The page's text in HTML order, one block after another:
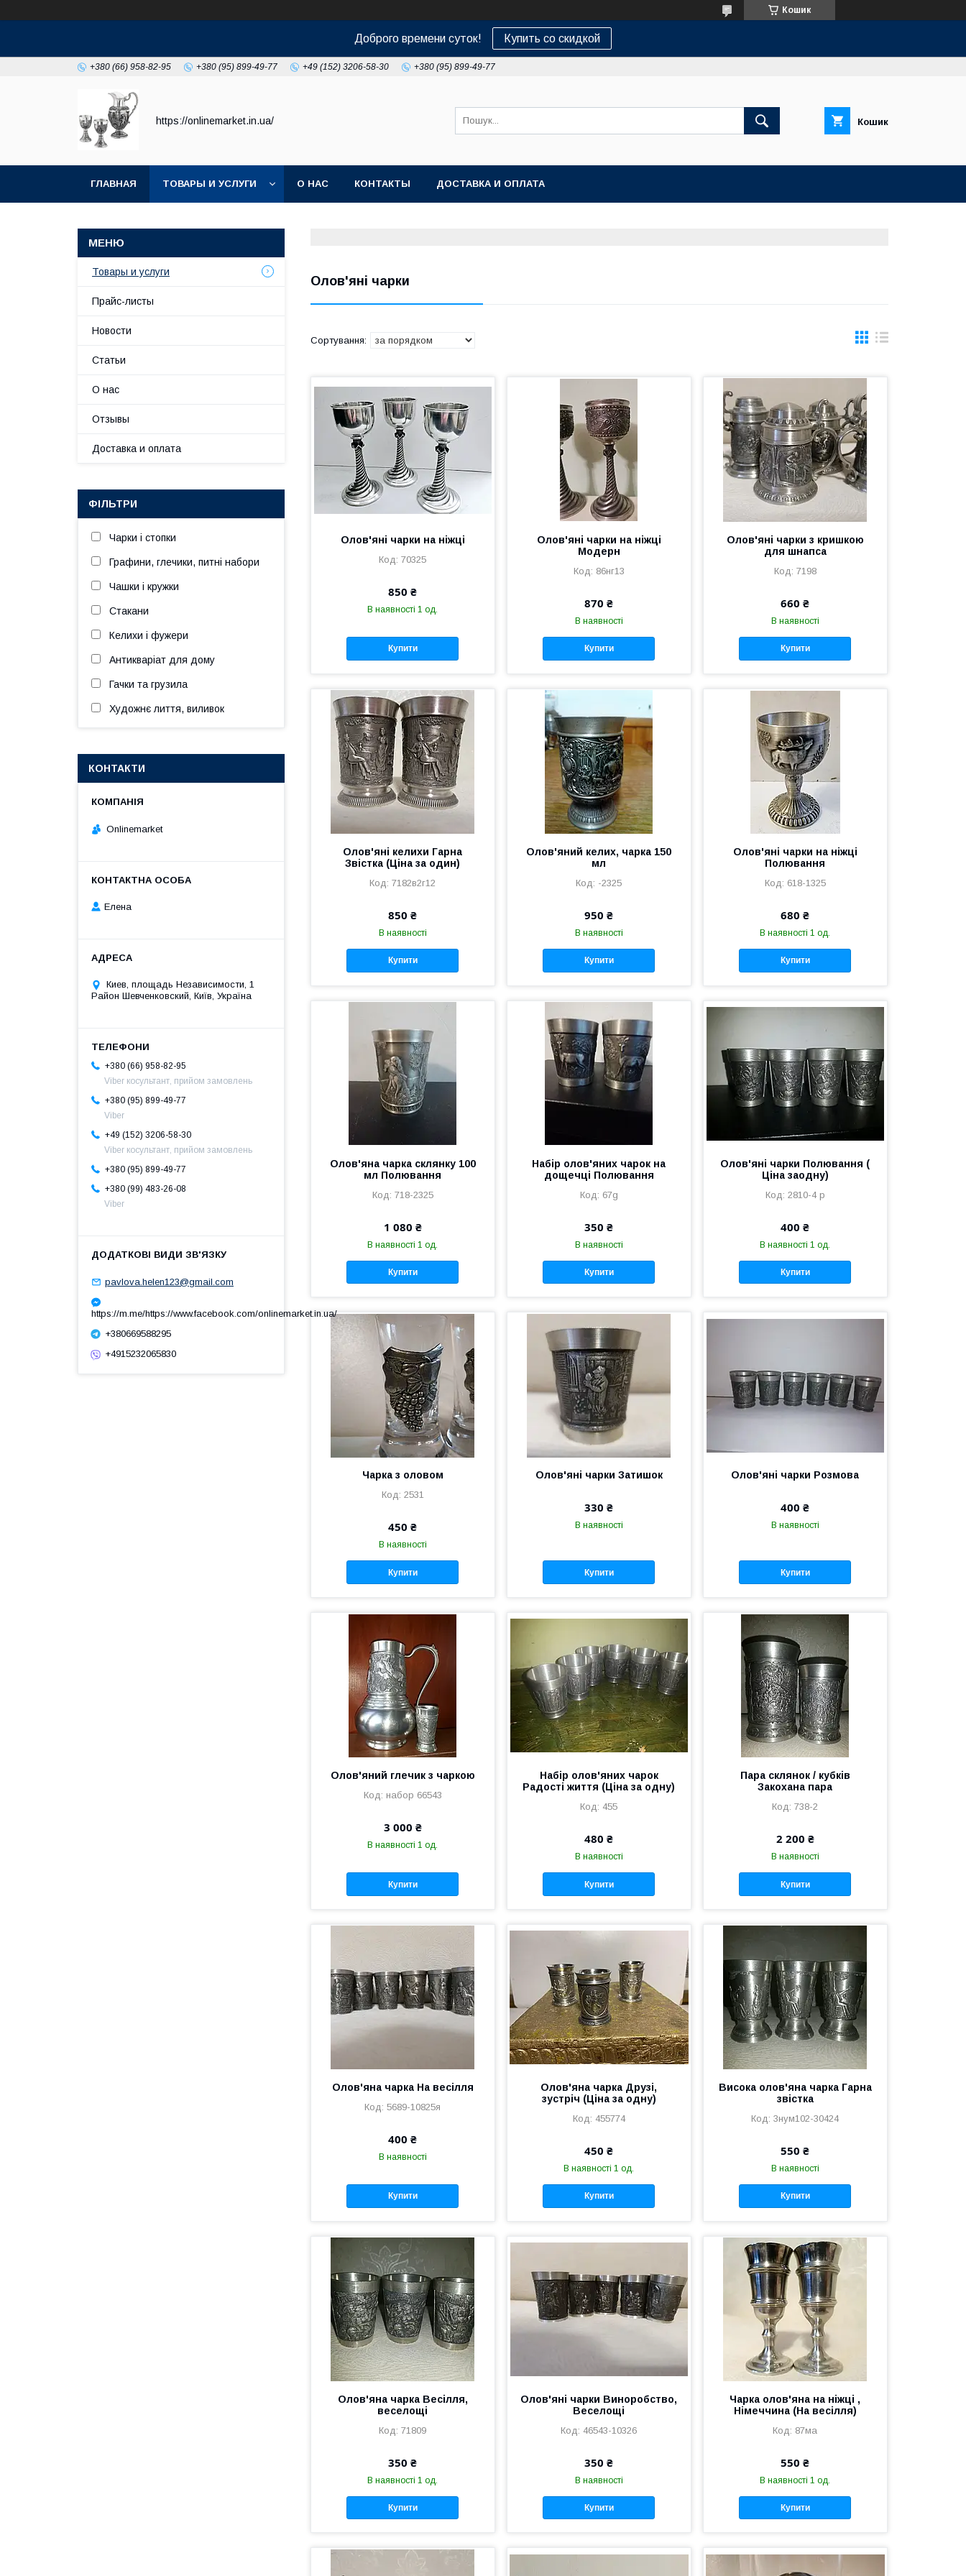
Кошик
Доброго времени суток! Купить со скидкой
+380 (66) 958-82-95 +380 (95) 899-49-77 +49 (152) 3206-58-30 +380 (95) 899-49-77
https://onlinemarket.in.ua/ Кошик
ГЛАВНАЯ ТОВАРЫ И УСЛУГИ О НАС КОНТАКТЫ ДОСТАВКА И ОПЛАТА
Олов'яні чарки
Олов'яні чарки на ніжці
70325
850 ₴
В наявності 1 од.
Купити
Олов'яні чарки на ніжці
Модерн
86нг13
870 ₴
В наявності
Купити
Олов'яні чарки з кришкою
для шнапса
7198
660 ₴
В наявності
Купити
Олов'яні келихи Гарна
Звістка (Ціна за один)
7182в2г12
850 ₴
В наявності
Купити
Олов'яний келих, чарка 150
мл
-2325
950 ₴
В наявності
Купити
Олов'яні чарки на ніжці
Полювання
618-1325
680 ₴
В наявності 1 од.
Купити
Олов'яна чарка склянку 100
мл Полювання
718-2325
1 080 ₴
В наявності 1 од.
Купити
Набір олов'яних чарок на
дощечці Полювання
67g
350 ₴
В наявності
Купити
Олов'яні чарки Полювання (
Ціна заодну)
2810-4 р
400 ₴
В наявності 1 од.
Купити
Чарка з оловом
2531
450 ₴
В наявності
Купити
Олов'яні чарки Затишок
330 ₴
В наявності
Купити
Олов'яні чарки Розмова
400 ₴
В наявності
Купити
Олов'яний глечик з чаркою
набор 66543
3 000 ₴
В наявності 1 од.
Купити
Набір олов'яних чарок
Радості життя (Ціна за одну)
455
480 ₴
В наявності
Купити
Пара склянок / кубків
Закохана пара
738-2
2 200 ₴
В наявності
Купити
Олов'яна чарка На весілля
5689-10825я
400 ₴
В наявності
Купити
Олов'яна чарка Друзі,
зустріч (Ціна за одну)
455774
450 ₴
В наявності 1 од.
Купити
Висока олов'яна чарка Гарна
звістка
3нум102-30424
550 ₴
В наявності
Купити
Олов'яна чарка Весілля,
веселощі
71809
350 ₴
В наявності 1 од.
Купити
Олов'яні чарки Виноробство,
Веселощі
46543-10326
350 ₴
В наявності
Купити
Чарка олов'яна на ніжці ,
Німеччина (На весілля)
87ма
550 ₴
В наявності 1 од.
Купити
Товары и услуги
Прайс-листы
Новости
Статьи
О нас
Отзывы
Доставка и оплата
ФІЛЬТРИ
Чарки і стопки
Графини, глечики, питні набори
Чашки і кружки
Стакани
Келихи і фужери
Антикваріат для дому
Гачки та грузила
Художнє лиття, виливок
КОНТАКТИ
Onlinemarket
Елена
Киев, площадь Независимости, 1
Район Шевченковский, Київ, Україна
+380 (66) 958-82-95
Viber косультант, прийом замовлень
+380 (95) 899-49-77
Viber
+49 (152) 3206-58-30
Viber косультант, прийом замовлень
+380 (95) 899-49-77
+380 (99) 483-26-08
Viber
pavlova.helen123@gmail.com
https://m.me/https://www.facebook.com/onlinemarket.in.ua/
+380669588295
+4915232065830